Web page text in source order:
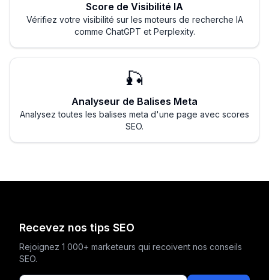
Score de Visibilité IA
Vérifiez votre visibilité sur les moteurs de recherche IA
comme ChatGPT et Perplexity.
🎣
Analyseur de Balises Meta
Analysez toutes les balises meta d'une page avec scores
SEO.
Recevez nos tips SEO
Rejoignez 1 000+ marketeurs qui recoivent nos conseils
SEO.